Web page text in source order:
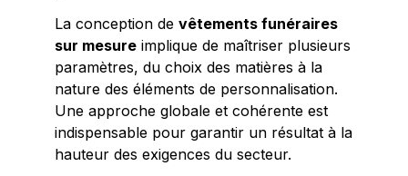
La conception de vêtements funéraires
sur mesure implique de maîtriser plusieurs
paramètres, du choix des matières à la
nature des éléments de personnalisation.
Une approche globale et cohérente est
indispensable pour garantir un résultat à la
hauteur des exigences du secteur.